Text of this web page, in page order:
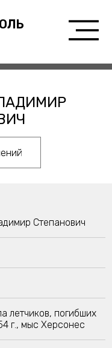
Степанович
летчиков, погибших
г., мыс Херсонес